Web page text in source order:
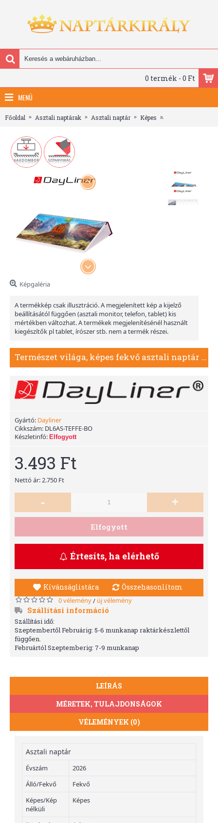
0 termék - 0 Ft
MENÜ
Főoldal Asztali naptárak Asztali naptár Képes
Képgaléria
A termékkép csak illusztráció. A megjelenített kép a kijelző
beállításától függően (asztali monitor, telefon, tablet) kis
mértékben változhat. A termékek megjelenítésénél használt
kiegészítők pl tablet, írószer stb. nem a termék részei.
Természet világa, képes fekvő asztali naptár DL, Bordó
Gyártó: Dayliner
Cikkszám: DL6AS-TEFFE-BO
Készletinfó: Elfogyott
3.493 Ft
Nettó ár: 2.750 Ft
- +
Elfogyott
Értesíts, ha elérhető
Kívánságlistára Összehasonlítom
0 vélemény/ új vélemény
Szállítási információ
Szállítási idő:
Szeptembertől Februárig: 5-6 munkanap raktárkészlettől
függően.
Februártól Szeptemberig: 7-9 munkanap
LEÍRÁS
MÉRETEK, TULAJDONSÁGOK
VÉLEMÉNYEK (0)
Asztali naptár
Évszám
2026
Álló/Fekvő
Fekvő
Képes/Kép
nélküli
Képes